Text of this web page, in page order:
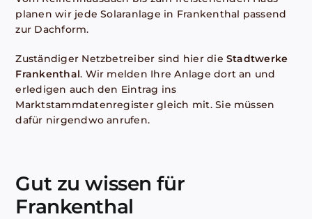
planen wir jede Solaranlage in Frankenthal passend
zur Dachform.
Zuständiger Netzbetreiber sind hier die Stadtwerke
Frankenthal. Wir melden Ihre Anlage dort an und
erledigen auch den Eintrag ins
Marktstammdatenregister gleich mit. Sie müssen
dafür nirgendwo anrufen.
Gut zu wissen für
Frankenthal